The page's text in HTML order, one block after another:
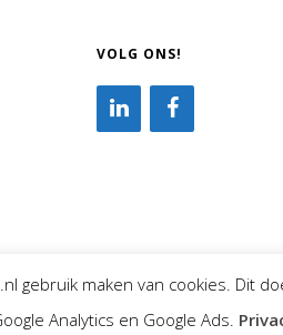
VOLG ONS!
gebruik maken van cookies. Dit
Analytics en Google Ads.